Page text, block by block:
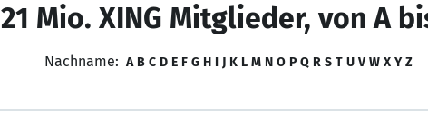
21 Mio. XING Mitglieder, von A
Nachname: A B C D E F G H I J K L M N O P Q R S T U V W X Y Z